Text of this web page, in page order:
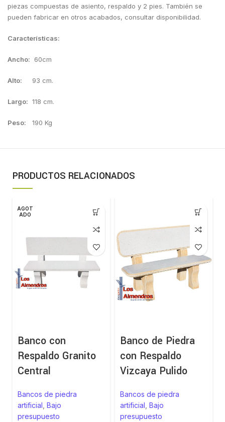
piezas compuestas de asiento, respaldo y 2 pies. También se
pueden fabricar en otros acabados, consultar disponibilidad.
Características:
Ancho: 60cm
Alto: 93 cm.
Largo: 118 cm.
Peso: 190 Kg
PRODUCTOS RELACIONADOS
AGOT
ADO
Banco con
Respaldo Granito
Central
Bancos de piedra
artificial , Bajo
presupuesto
Banco de Piedra
con Respaldo
Vizcaya Pulido
Bancos de piedra
artificial , Bajo
presupuesto